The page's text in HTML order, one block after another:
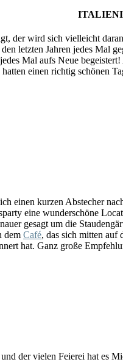
der wird sich vielleicht
letzten Jahren jedes Mal
Mal aufs Neue
einen richtig schönen
einen kurzen Abstecher
eine wunderschöne
gesagt um die
dem Café, das sich mitten auf
hat. Ganz große
der vielen Feierei hat es